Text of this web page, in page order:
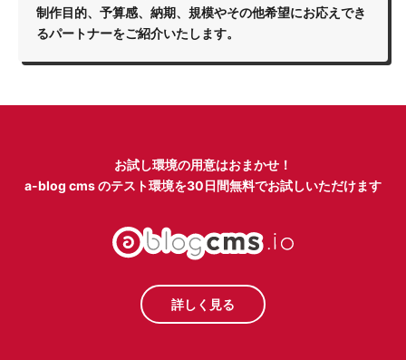
制作目的、予算感、納期、規模やその他希望にお応えでき
るパートナーをご紹介いたします。
お試し環境の用意はおまかせ！
a-blog cms のテスト環境を30日間無料でお試しいただけます
詳しく見る